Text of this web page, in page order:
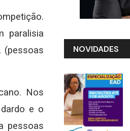
paralisia
(pessoas
Nos
e o
pessoas
NOVIDADES